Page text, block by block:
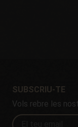
SUBSCRIU-TE
Vols rebre les